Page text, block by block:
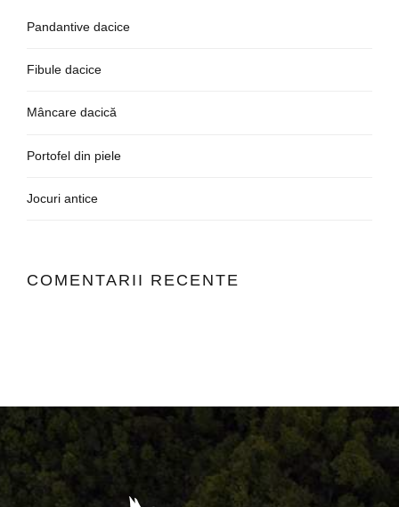
Pandantive dacice
Fibule dacice
Mâncare dacică
Portofel din piele
Jocuri antice
COMENTARII RECENTE